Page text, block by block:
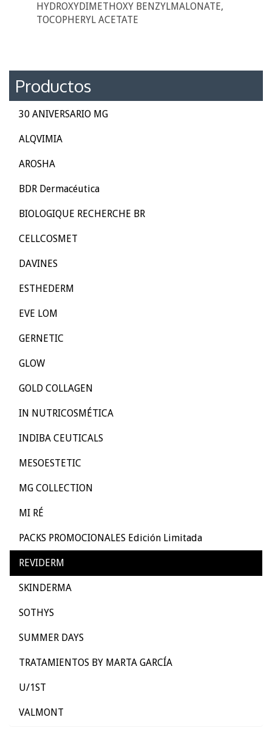
HYDROXYDIMETHOXY BENZYLMALONATE,
TOCOPHERYL ACETATE
Productos
30 ANIVERSARIO MG
ALQVIMIA
AROSHA
BDR Dermacéutica
BIOLOGIQUE RECHERCHE BR
CELLCOSMET
DAVINES
ESTHEDERM
EVE LOM
GERNETIC
GLOW
GOLD COLLAGEN
IN NUTRICOSMÉTICA
INDIBA CEUTICALS
MESOESTETIC
MG COLLECTION
MI RÉ
PACKS PROMOCIONALES Edición Limitada
REVIDERM
SKINDERMA
SOTHYS
SUMMER DAYS
TRATAMIENTOS BY MARTA GARCÍA
U/1ST
VALMONT